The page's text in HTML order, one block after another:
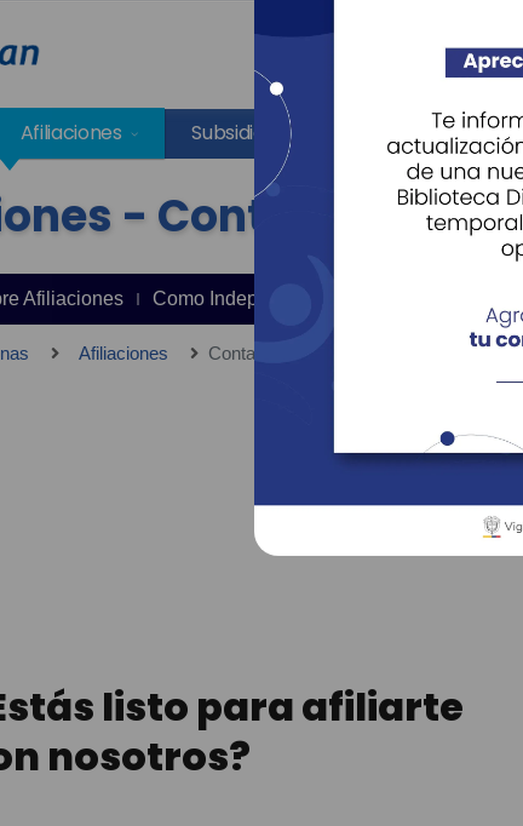
Afiliaciones Subsidios Recreación
- Contacto
Afiliaciones Como Independiente
Afiliaciones Contacto personas
listo para afiliarte
nosotros?